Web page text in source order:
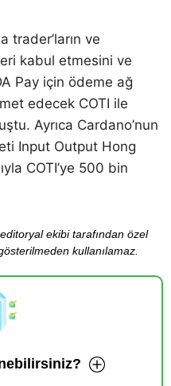
trader’ların ve
kabul etmesini ve
Pay için ödeme ağ
edecek COTI ile
Ayrıca Cardano’nun
Input Output Hong
COTI’ye 500 bin
ekibi tarafından özel
kullanılamaz.